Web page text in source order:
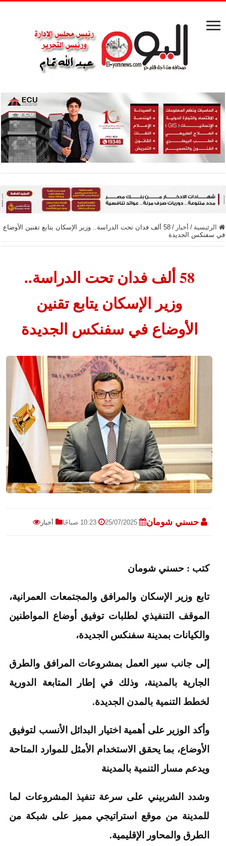
الرئيسية / أخبار /
58 ألف فدان تحت الدراسة.. وزير الإسكان يتابع تقنين الأوضاع
في سفنكس الجديدة
58 ألف فدان تحت الدراسة..
وزير الإسكان يتابع تقنين
الأوضاع في سفنكس الجديدة
حسني شومان 25/07/2025 10:23 صباحًا أخبار
كتب : حسني شومان
تابع وزير الإسكان والمرافق والمجتمعات العمرانية،
الموقف التنفيذي لطلبات توفيق أوضاع المواطنين
والكيانات بمدينة سفنكس الجديدة،
إلى جانب سير العمل بمشروعات المرافق والطرق
الجارية بالمدينة، وذلك في إطار المتابعة الدورية
لخطط التنمية بالمدن الجديدة.
وأكد الوزير على أهمية اختيار البدائل الأنسب لتوفيق
الأوضاع، بما يحقق الاستخدام الأمثل للموارد المتاحة
ويدعم مسار التنمية بالمدينة
وشدد الشربيني على سرعة تنفيذ المشروعات لما
للمدينة من موقع استراتيجي مميز على شبكة من
الطرق والمحاور الإقليمية.